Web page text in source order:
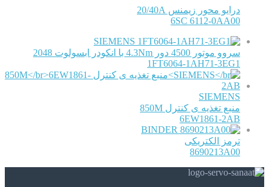
درایو محور زیمنس 20/40A
6SC 6112-0AA00
SIEMENS
سروو موتور 4500 دور 4.3Nm با انکودر ابسولوت 2048
1FT6064-1AH71-3EG1
SIEMENS
منبع تغذیه ی کنترل 850M
6EW1861-2AB
BINDER
ترمز الکتریکی
8690213A00